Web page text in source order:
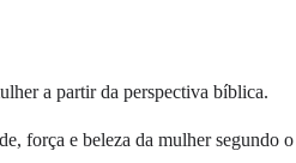
a partir da perspectiva bíblica.
força e beleza da mulher segundo o